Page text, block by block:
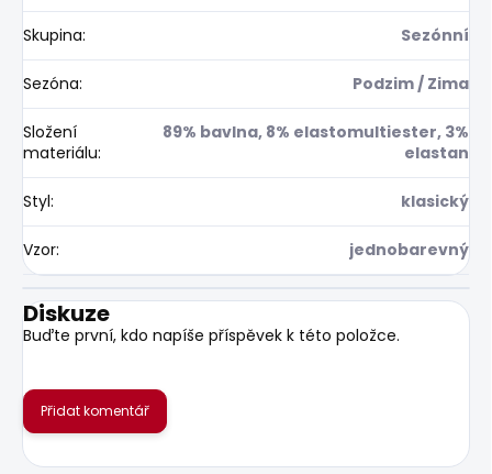
Skupina: Sezónní
Sezóna: Podzim / Zima
Složení
materiálu:
89% bavlna, 8% elastomultiester, 3%
elastan
Styl: klasický
Vzor: jednobarevný
Diskuze
Buďte první, kdo napíše příspěvek k této položce.
Přidat komentář